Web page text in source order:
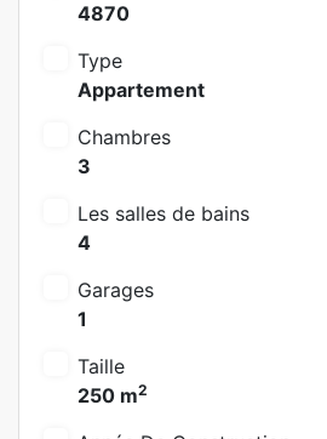
4870
Type
Appartement
Chambres
3
Les salles de bains
4
Garages
1
Taille
250 m2